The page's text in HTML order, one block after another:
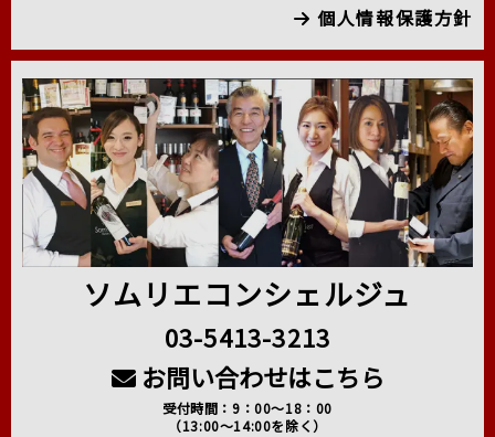
個人情報保護方針
ソムリエコンシェルジュ
03-5413-3213
お問い合わせはこちら
受付時間：9：00～18：00
（13:00～14:00を除く）